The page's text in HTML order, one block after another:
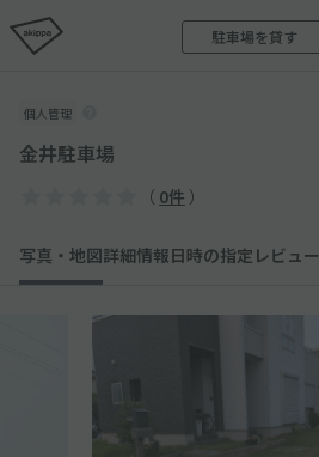
駐車場を貸す
個人管理
金井駐車場
（ 0件 ）
写真・地図詳細情報日時の指定 レビュー